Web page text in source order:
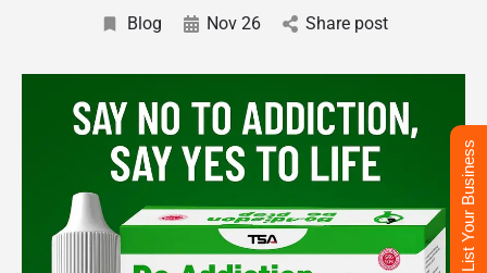
Blog Nov 26 Share post
List Your Business